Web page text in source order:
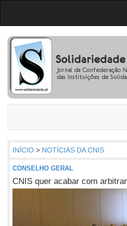
INÍCIO > NOTÍCIAS DA CNIS
CONSELHO GERAL
CNIS quer acabar com